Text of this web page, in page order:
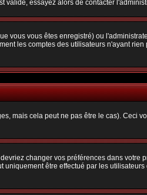
valide, essayez alors de contacter
vous vous êtes enregistré) ou
les comptes des utilisateurs n'ayant
mais cela peut ne pas être le cas). Ceci
changer vos préférences dans votre
être effectué par les